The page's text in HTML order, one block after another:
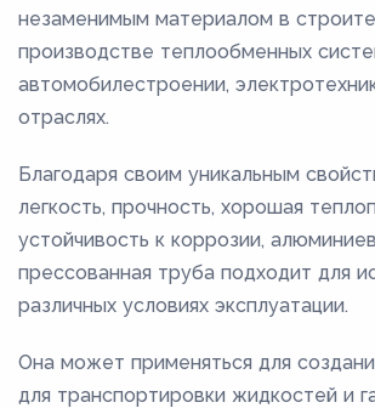
незаменимым материалом в
производстве теплообменных
автомобилестроении,
отраслях.
Благодаря своим уникальным
легкость, прочность, хорошая
устойчивость к коррозии,
прессованная труба подходит для
различных условиях эксплуатации.
Она может применяться для
для транспортировки жидкостей и